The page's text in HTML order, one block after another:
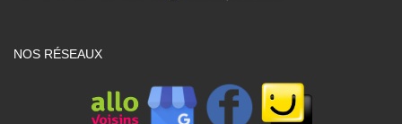
NOS RÉSEAUX